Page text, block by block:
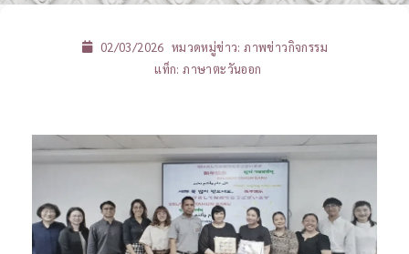
02/03/2026 หมวดหมู่ข่าว:ภาพข่าวกิจกรรม
แท็ก: ภาษาตะวันออก